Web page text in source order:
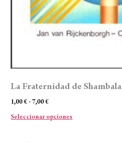
La Fraternidad de Shambala
1,00€ - 7,00€
Seleccionar opciones